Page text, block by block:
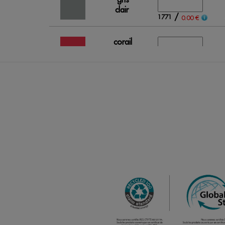
clair
1771 / 0.00 €
corail
0.00 €